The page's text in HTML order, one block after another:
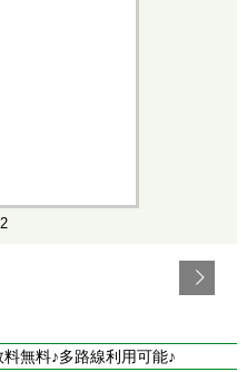
無料♪多路線利用可能♪